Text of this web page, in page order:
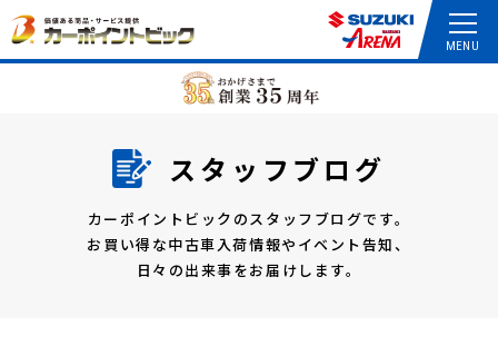
スタッフブログ
カーポイントビックのスタッフブログです。
お買い得な中古車入荷情報やイベント告知、
日々の出来事をお届けします。